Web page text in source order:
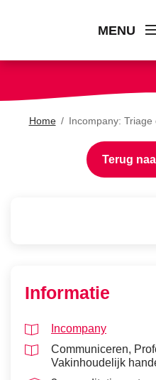
MENU
Home / Incompany:
Terug
Informatie
Incompany
Communiceren
Vakinhoudelijk